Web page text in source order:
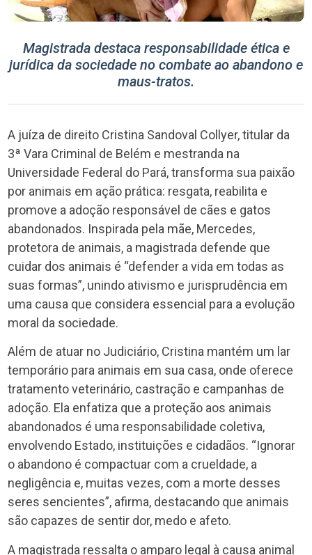
Magistrada destaca responsabilidade ética e
jurídica da sociedade no combate ao abandono e
maus-tratos.
A juíza de direito Cristina Sandoval Collyer, titular da
3ª Vara Criminal de Belém e mestranda na
Universidade Federal do Pará, transforma sua paixão
por animais em ação prática: resgata, reabilita e
promove a adoção responsável de cães e gatos
abandonados. Inspirada pela mãe, Mercedes,
protetora de animais, a magistrada defende que
cuidar dos animais é “defender a vida em todas as
suas formas”, unindo ativismo e jurisprudência em
uma causa que considera essencial para a evolução
moral da sociedade.
Além de atuar no Judiciário, Cristina mantém um lar
temporário para animais em sua casa, onde oferece
tratamento veterinário, castração e campanhas de
adoção. Ela enfatiza que a proteção aos animais
abandonados é uma responsabilidade coletiva,
envolvendo Estado, instituições e cidadãos. “Ignorar
o abandono é compactuar com a crueldade, a
negligência e, muitas vezes, com a morte desses
seres sencientes”, afirma, destacando que animais
são capazes de sentir dor, medo e afeto.
A magistrada ressalta o amparo legal à causa animal